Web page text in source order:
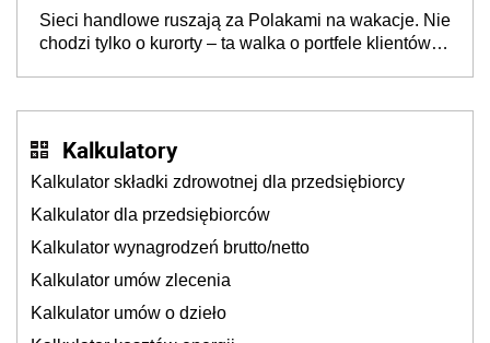
Sieci handlowe ruszają za Polakami na wakacje. Nie
chodzi tylko o kurorty – ta walka o portfele klientów
Kalkulatory
Kalkulator składki zdrowotnej dla przedsiębiorcy
Kalkulator dla przedsiębiorców
Kalkulator wynagrodzeń brutto/netto
Kalkulator umów zlecenia
Kalkulator umów o dzieło